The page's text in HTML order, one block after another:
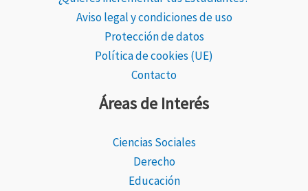
Aviso legal y condiciones de uso
Protección de datos
Política de cookies (UE)
Contacto
Áreas de Interés
Ciencias Sociales
Derecho
Educación